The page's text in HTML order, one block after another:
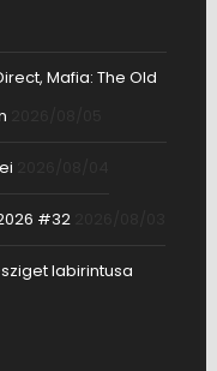
Mafia: The Old
#32
labirintusa